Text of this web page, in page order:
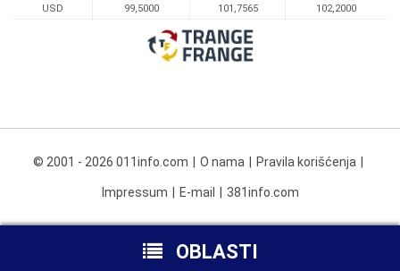
USD
99,5000 101,7565 102,2000
© 2001 - 2026 011info.com O nama Pravila korišćenja
Impressum E-mail 381info.com
OBLASTI